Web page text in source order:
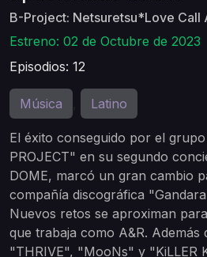
B-Project: Netsuretsu*Love Call
Estreno: 02 de Octubre de 2023
Episodios: 12
Música Latino
El éxito conseguido por el
PROJECT" en su segundo
DOME, marcó un gran cambio
compañía discográfica
Nuevos retos se aproximan
que trabaja como A&R. Además
"THRIVE", "MooNs" y "KiLLER